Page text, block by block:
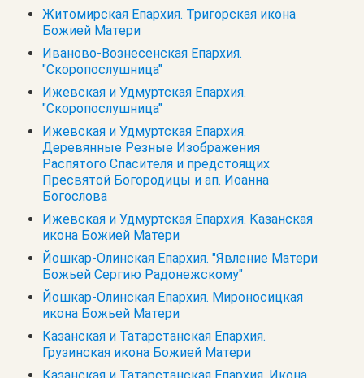
Житомирская Епархия. Тригорская икона
Божией Матери
Иваново-Вознесенская Епархия.
"Скоропослушница"
Ижевская и Удмуртская Епархия.
"Скоропослушница"
Ижевская и Удмуртская Епархия.
Деревянные Резные Изображения
Распятого Спасителя и предстоящих
Пресвятой Богородицы и ап. Иоанна
Богослова
Ижевская и Удмуртская Епархия. Казанская
икона Божией Матери
Йошкар-Олинская Епархия. "Явление Матери
Божьей Сергию Радонежскому"
Йошкар-Олинская Епархия. Мироносицкая
икона Божьей Матери
Казанская и Татарстанская Епархия.
Грузинская икона Божией Матери